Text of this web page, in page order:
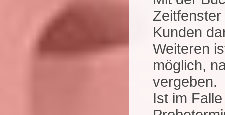
Kunden
Weiteren
möglich,
vergeben.
Ist im